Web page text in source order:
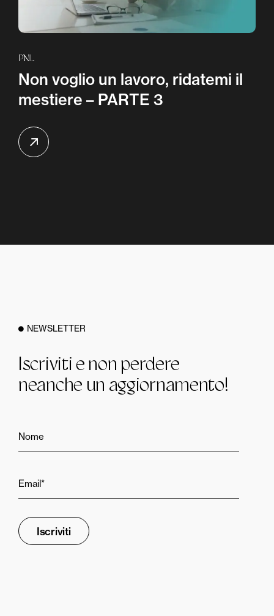
PNL
Non voglio un lavoro, ridatemi il
mestiere – PARTE 3
NEWSLETTER
Iscriviti e non perdere
neanche un aggiornamento!